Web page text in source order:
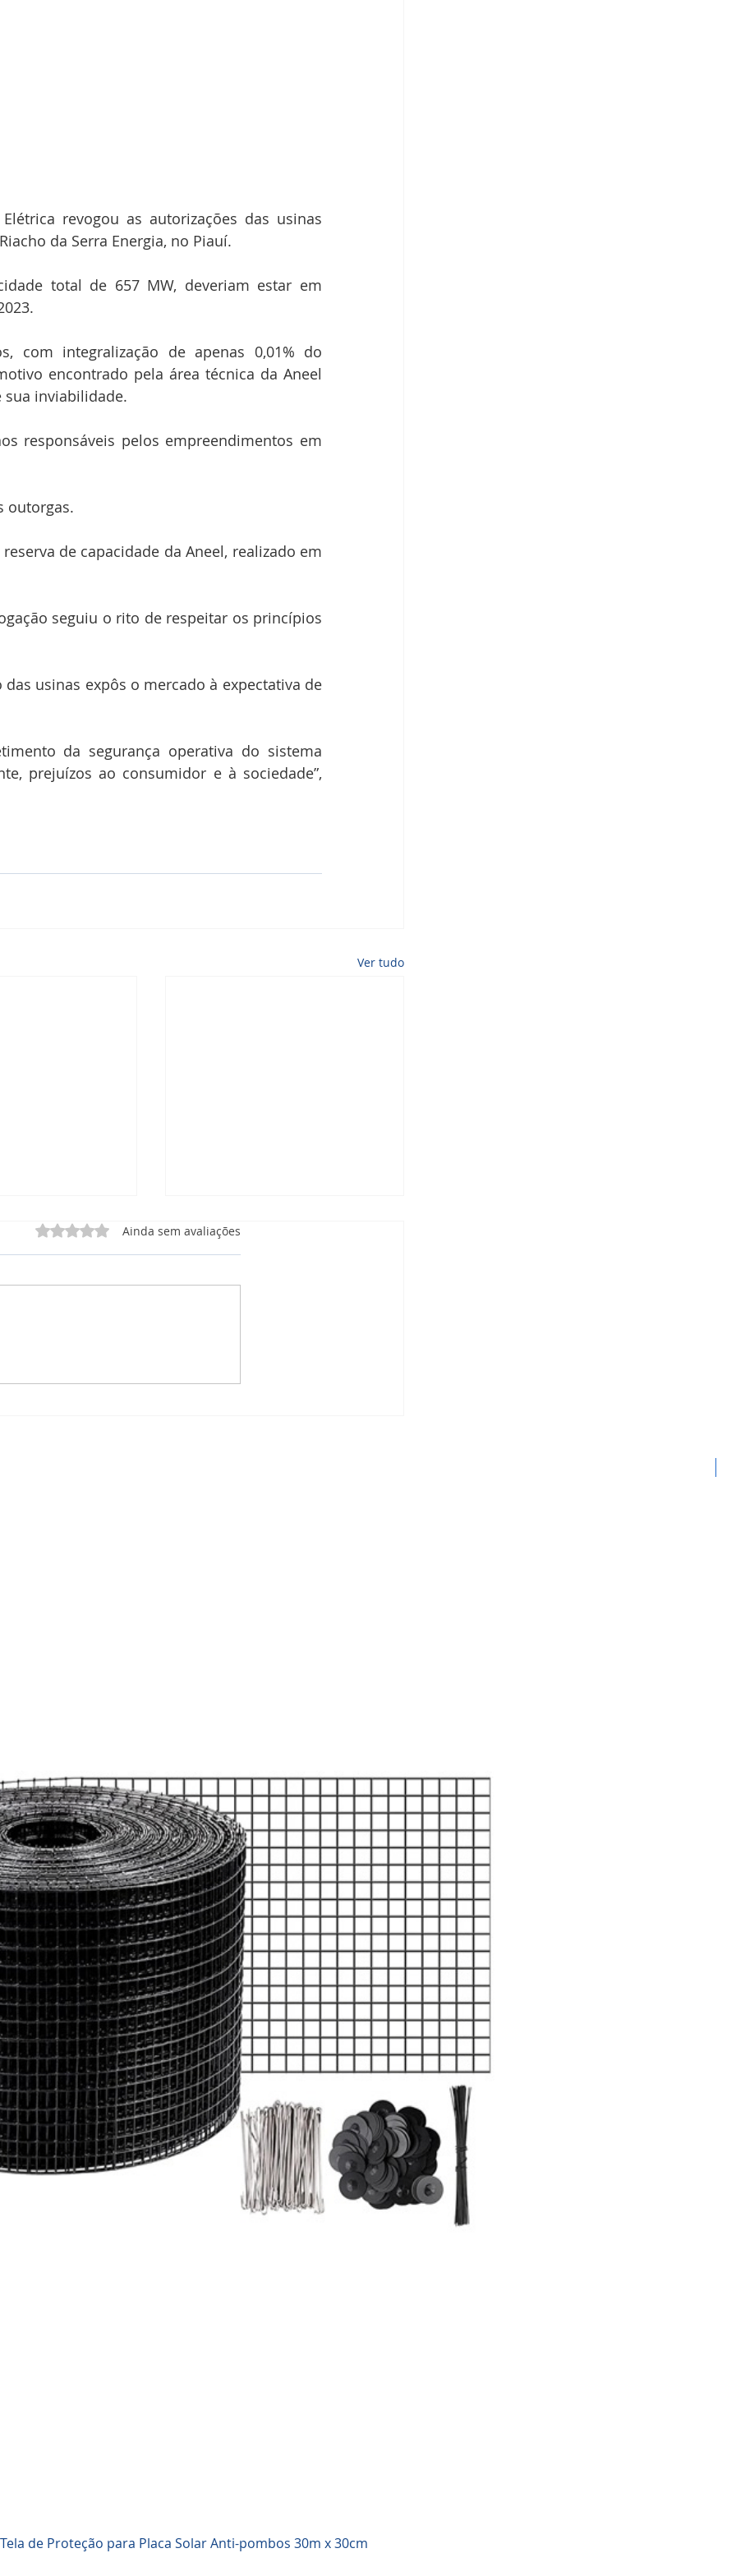
revogou as autorizações das usinas
da Serra Energia, no Piauí.
total de 657 MW, deveriam estar em
com integralização de apenas 0,01% do
encontrado pela área técnica da Aneel
sua inviabilidade.
responsáveis pelos empreendimentos em
outorgas.
de capacidade da Aneel, realizado em
seguiu o rito de respeitar os princípios
da segurança operativa do sistema
prejuízos ao consumidor e à sociedade”,
Ver tudo
e
está incluso no Painel de
Avaliado com 0 de 5 estrelas.
Ainda sem avaliações
Visualização rápida
Tela de Proteção para Placa Solar Anti-pombos 30m x 30cm